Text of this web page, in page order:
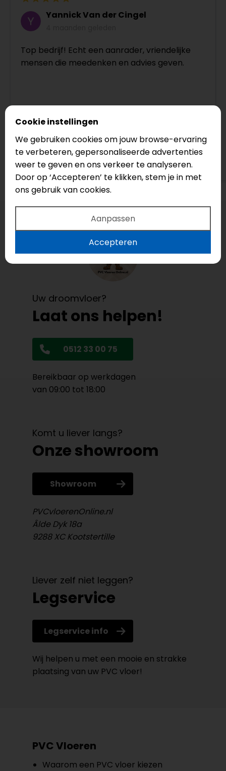
Yannick Van der Cingel
Top bedrijf! Echt een aanrader, vriendelijke
mensen die meedenken en advies geven.
Bekijk op Google
Cookie instellingen
We gebruiken cookies om jouw browse-ervaring
te verbeteren, gepersonaliseerde advertenties
weer te geven en ons verkeer te analyseren.
Door op ‘Accepteren’ te klikken, stem je in met
ons gebruik van cookies.
Aanpassen
Accepteren
Uw droomvloer?
Laat ons helpen!
0512 33 00 75
Bereikbaar op werkdagen
van 09:00 tot 18:00
Komt u liever langs?
Onze showroom
Showroom
PVCvloerenOnline.nl
Âlde Dyk 18a
9288 XC Kootstertille
Liever zelf niet leggen?
Legservice
Legservice info
Wij helpen u met een mooie en strakke
plaatsing van uw PVC vloer!
PVC Vloeren
Waarom een PVC vloer kiezen